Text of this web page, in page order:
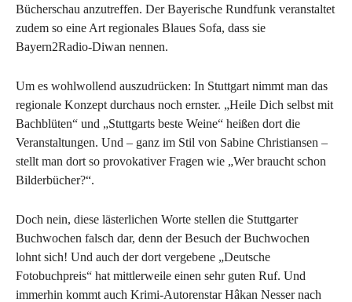
Bücherschau anzutreffen. Der Bayerische Rundfunk veranstaltet
zudem so eine Art regionales Blaues Sofa, dass sie
Bayern2Radio-Diwan nennen.
Um es wohlwollend auszudrücken: In Stuttgart nimmt man das
regionale Konzept durchaus noch ernster. „Heile Dich selbst mit
Bachblüten“ und „Stuttgarts beste Weine“ heißen dort die
Veranstaltungen. Und – ganz im Stil von Sabine Christiansen –
stellt man dort so provokativer Fragen wie „Wer braucht schon
Bilderbücher?“.
Doch nein, diese lästerlichen Worte stellen die Stuttgarter
Buchwochen falsch dar, denn der Besuch der Buchwochen
lohnt sich! Und auch der dort vergebene „Deutsche
Fotobuchpreis“ hat mittlerweile einen sehr guten Ruf. Und
immerhin kommt auch Krimi-Autorenstar Hâkan Nesser nach